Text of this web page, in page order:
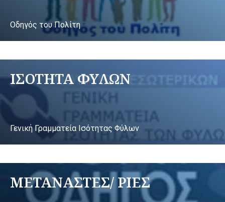
Οδηγός του Πολίτη
ΙΣΟΤΗΤΑ ΦΥΛΩΝ
Γενική Γραμματεία Ισότητας Φύλων
ΜΕΤΑΝΑΣΤΕΣ/ ΡΙΕΣ